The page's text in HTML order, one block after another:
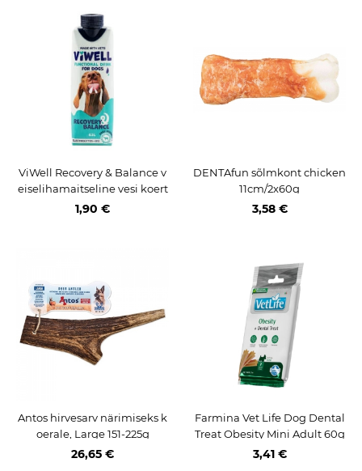
ViWell Recovery & Balance v
eiselihamaitseline vesi koert
ele 300ml
1,90 €
DENTAfun sõlmkont chicken
11cm/2x60g
3,58 €
Antos hirvesarv närimiseks k
oerale, Large 151-225g
26,65 €
Farmina Vet Life Dog Dental
Treat Obesity Mini Adult 60g
3,41 €